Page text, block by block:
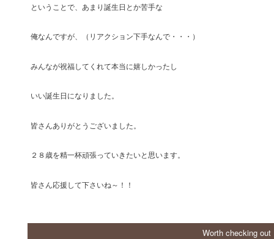
ということで、あまり誕生日とか苦手な
俺なんですが、（リアクション下手なんで・・・）
みんなが祝福してくれて本当に嬉しかったし
いい誕生日になりました。
皆さんありがとうございました。
２８歳を精一杯頑張っていきたいと思います。
皆さん応援して下さいね～！！
Worth checking out